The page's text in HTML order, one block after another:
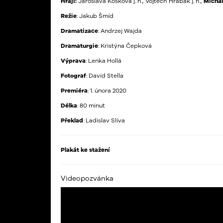
Režie: Jakub Šmíd
Dramatizace: Andrzej Wajda
Dramaturgie: Kristýna Čepková
Výprava: Lenka Hollá
Fotograf: David Stella
Premiéra: 1. února 2020
Délka: 80 minut
Překlad: Ladislav Slíva
Plakát ke stažení
Videopozvánka